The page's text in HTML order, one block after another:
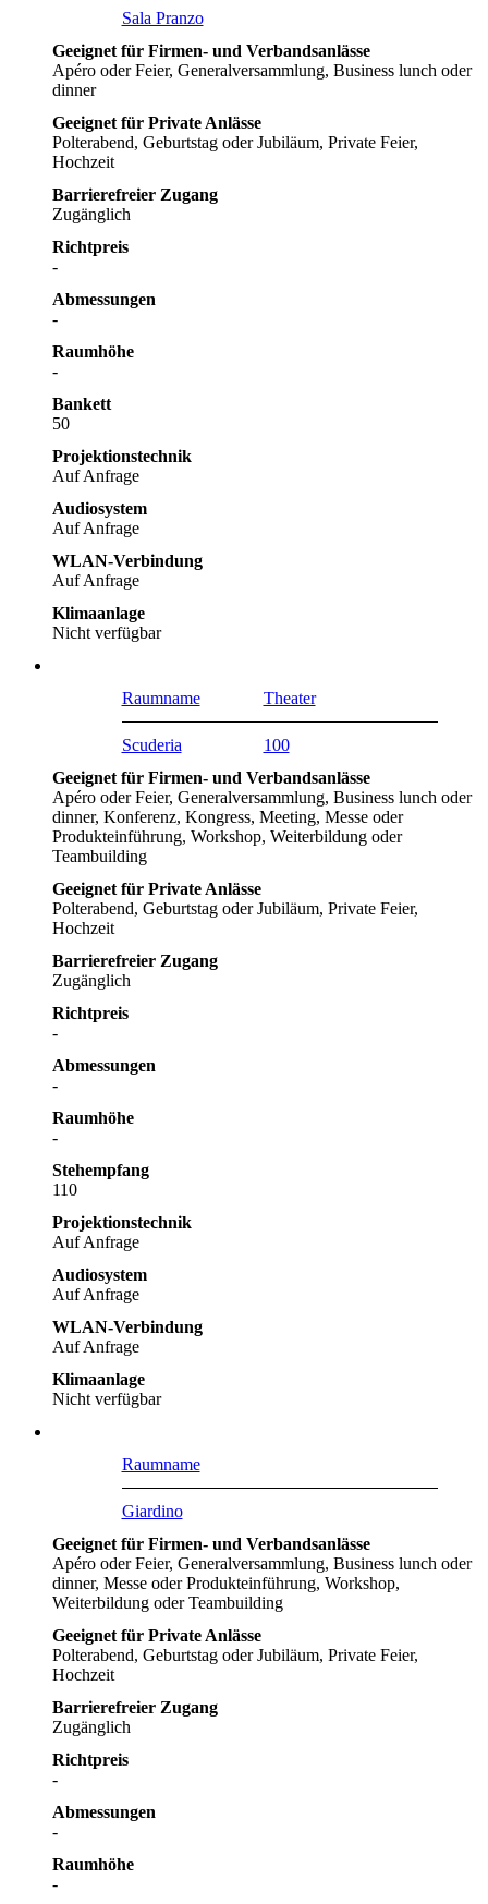
Sala Pranzo
Geeignet für Firmen- und Verbandsanlässe
Apéro oder Feier, Generalversammlung, Business lunch oder
dinner
Geeignet für Private Anlässe
Polterabend, Geburtstag oder Jubiläum, Private Feier,
Hochzeit
Barrierefreier Zugang
Zugänglich
Richtpreis
-
Abmessungen
-
Raumhöhe
-
Bankett
50
Projektionstechnik
Auf Anfrage
Audiosystem
Auf Anfrage
WLAN-Verbindung
Auf Anfrage
Klimaanlage
Nicht verfügbar
Raumname Theater
Scuderia
100
Geeignet für Firmen- und Verbandsanlässe
Apéro oder Feier, Generalversammlung, Business lunch oder
dinner, Konferenz, Kongress, Meeting, Messe oder
Produkteinführung, Workshop, Weiterbildung oder
Teambuilding
Geeignet für Private Anlässe
Polterabend, Geburtstag oder Jubiläum, Private Feier,
Hochzeit
Barrierefreier Zugang
Zugänglich
Richtpreis
-
Abmessungen
-
Raumhöhe
-
Stehempfang
110
Projektionstechnik
Auf Anfrage
Audiosystem
Auf Anfrage
WLAN-Verbindung
Auf Anfrage
Klimaanlage
Nicht verfügbar
Raumname
Giardino
Geeignet für Firmen- und Verbandsanlässe
Apéro oder Feier, Generalversammlung, Business lunch oder
dinner, Messe oder Produkteinführung, Workshop,
Weiterbildung oder Teambuilding
Geeignet für Private Anlässe
Polterabend, Geburtstag oder Jubiläum, Private Feier,
Hochzeit
Barrierefreier Zugang
Zugänglich
Richtpreis
-
Abmessungen
-
Raumhöhe
-